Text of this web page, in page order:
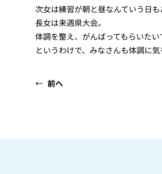
次女は練習が朝と昼なんていう日
長女は来週県大会。
体調を整え、がんばってもらいたい
というわけで、みなさんも体調に気
← 前へ